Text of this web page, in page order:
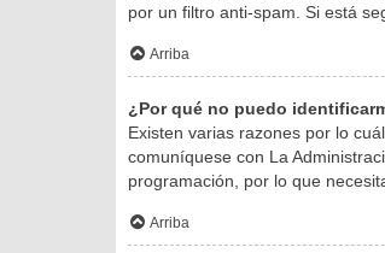
por un filtro anti-spam. Si está
Arriba
¿Por qué no puedo
Existen varias razones por lo
comuníquese con La
programación, por lo que
Arriba